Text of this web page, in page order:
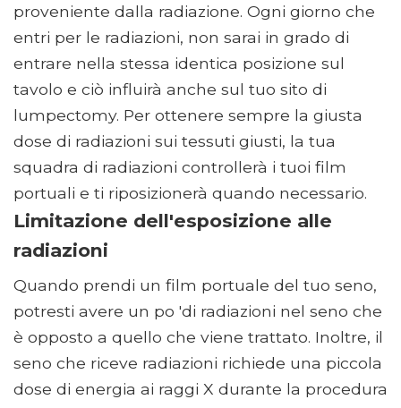
proveniente dalla radiazione. Ogni giorno che
entri per le radiazioni, non sarai in grado di
entrare nella stessa identica posizione sul
tavolo e ciò influirà anche sul tuo sito di
lumpectomy. Per ottenere sempre la giusta
dose di radiazioni sui tessuti giusti, la tua
squadra di radiazioni controllerà i tuoi film
portuali e ti riposizionerà quando necessario.
Limitazione dell'esposizione alle
radiazioni
Quando prendi un film portuale del tuo seno,
potresti avere un po 'di radiazioni nel seno che
è opposto a quello che viene trattato. Inoltre, il
seno che riceve radiazioni richiede una piccola
dose di energia ai raggi X durante la procedura